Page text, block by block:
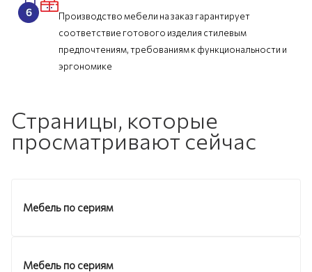
Производство мебели на заказ гарантирует
соответствие готового изделия стилевым
предпочтениям, требованиям к функциональности и
эргономике
Страницы, которые
просматривают сейчас
Мебель по сериям
Мебель по сериям